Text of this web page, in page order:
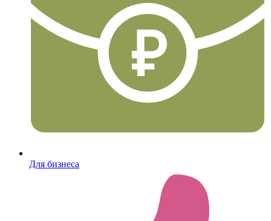
Для бизнеса